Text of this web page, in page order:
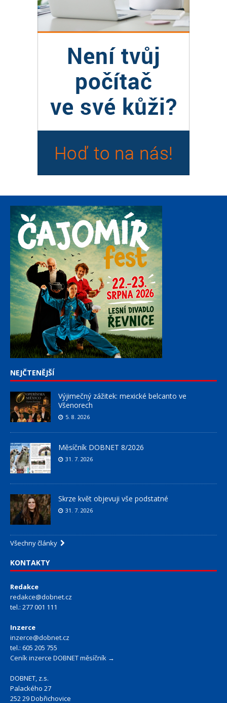
NEJČTENĚJŠÍ
Výjimečný zážitek: mexické belcanto ve
Všenorech
5. 8. 2026
Měsíčník DOBNET 8/2026
31. 7. 2026
Skrze květ objevuji vše podstatné
31. 7. 2026
Všechny články
KONTAKTY
Redakce
redakce@dobnet.cz
tel.: 277 001 111
Inzerce
inzerce@dobnet.cz
tel.: 605 205 755
Ceník inzerce DOBNET měsíčník →
DOBNET, z.s.
Palackého 27
252 29 Dobřichovice